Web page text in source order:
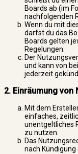
Boards ab (im
nachfolgenden
Wenn du mit
darfst du das
Boards gelten
Regelungen.
Der
und kann von
jederzeit
2. Einräumung von
Mit dem
einfaches,
unentgeltliches
zu nutzen.
Das
nach